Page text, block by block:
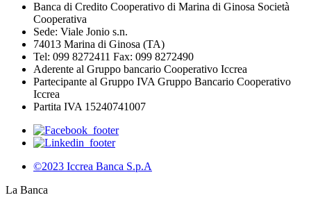
Banca di Credito Cooperativo di Marina di Ginosa Società
Cooperativa
Sede: Viale Jonio s.n.
74013 Marina di Ginosa (TA)
Tel: 099 8272411 Fax: 099 8272490
Aderente al Gruppo bancario Cooperativo Iccrea
Partecipante al Gruppo IVA Gruppo Bancario Cooperativo
Iccrea
Partita IVA 15240741007
©2023 Iccrea Banca S.p.A
La Banca